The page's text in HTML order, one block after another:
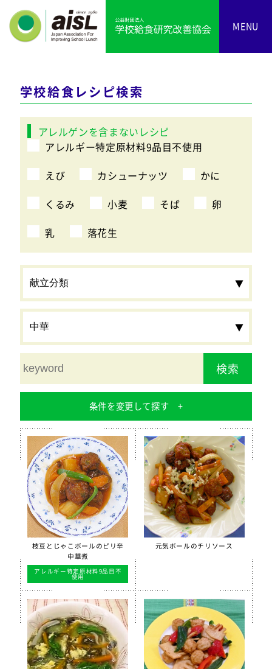
MENU
学校給食レシピ検索
アレルゲンを含まないレシピ
アレルギー特定原材料9品目不使用
えび
カシューナッツ
かに
くるみ
小麦 そば
卵
乳
落花生
検索
条件を変更して探す
食材
栄養素
カルシウム
鉄分
食物繊維
季節・行事食
春
夏 秋
冬
行事食
郷土料理
枝豆とじゃこボールのピリ辛
中華煮
アレルギー特定原材料9品目不
使用
元気ボールのチリソース